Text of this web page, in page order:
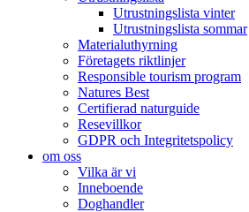
Utrustningslista vinter
Utrustningslista sommar
Materialuthyrning
Företagets riktlinjer
Responsible tourism program
Natures Best
Certifierad naturguide
Resevillkor
GDPR och Integritetspolicy
om oss
Vilka är vi
Inneboende
Doghandler